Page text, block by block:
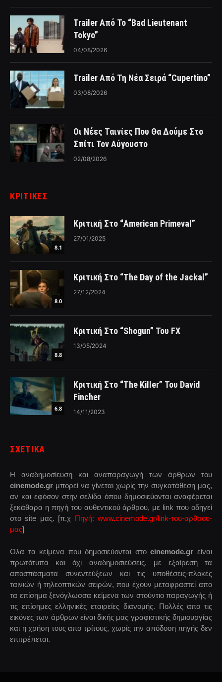
Trailer Από Το “Bad Lieutenant
Tokyo”
04/08/2026
Trailer Από Τη Νέα Σειρά “Cupertino”
03/08/2026
Οι Νέες Ταινίες Που Θα Δούμε Στο
Σπίτι Τον Αύγουστο
02/08/2026
ΚΡΙΤΙΚΈΣ
8.1
Κριτική Στο “American Primeval”
27/01/2025
8.0
Κριτική Στο “The Day of the Jackal”
27/12/2024
8.8
Κριτική Στο “Shogun” Του FX
13/05/2024
6.8
Κριτική Στο “The Killer” Του David
Fincher
14/11/2023
ΣΧΕΤΙΚΑ
Η αναδημοσίευση και αναπαραγωγή των άρθρων του
cinemode.gr μπορεί να γίνεται χωρίς την συγκατάθεση μας,
αν και εφόσον στην σελίδα όπου δημοσιεύονται αναφέρεται
ξεκάθαρα η πηγή του αυθεντικού άρθρου, με link που οδηγεί
στο site μας. [π.χ Πηγή: www.cinemode.gr/link-του-αρθρου-
μας]
Ολα τα κείμενα που δημοσιεύονται στοcinemode.gr είναι
πρωτότυπα και όχι αναδημοσιεύσεις, με εξαίρεση τα
αποσπάσματα συνεντεύξεων και τις υποθέσεις-πλοκές
ταινιών ή τηλεοπτικών σειρών, που έχουν μεταφραστεί απο
τα επίσημα ξενόγλωσσα κείμενα των στούντιο παραγωγής ή
τις επίσημες ελληνικές εταιρείες διανομής. Πολλές απο τις
εικόνες των άρθρων είναι δικής μας γραφιστικής δημιουργίας
και η χρήση τους απο τρίτους, χωρίς την απόδοση πηγής δεν
επιτρέπεται.